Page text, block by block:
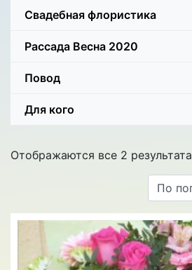
Свадебная флористика
Рассада Весна 2020
Повод
Для кого
Отображаются все 2 результата